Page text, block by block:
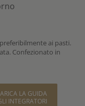
ai pasti.
Confezionato in
LA GUIDA
INTEGRATORI